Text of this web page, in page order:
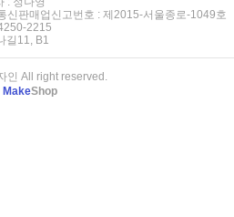
신판매업신고번호 : 제2015-서울종로-1049호
2215
길11, B1
인 All right reserved.
MakeShop